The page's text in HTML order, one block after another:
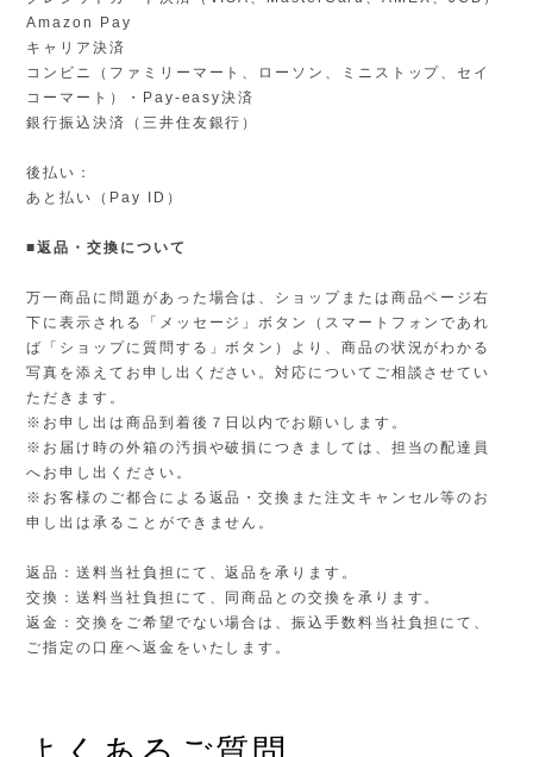
Amazon Pay
キャリア決済
コンビニ（ファミリーマート、ローソン、ミニストップ、セイ
コーマート）・Pay-easy決済
銀行振込決済（三井住友銀行）
後払い：
あと払い（Pay ID）
■返品・交換について
万一商品に問題があった場合は、ショップまたは商品ページ右
下に表示される「メッセージ」ボタン（スマートフォンであれ
ば「ショップに質問する」ボタン）より、商品の状況がわかる
写真を添えてお申し出ください。対応についてご相談させてい
ただきます。
※お申し出は商品到着後７日以内でお願いします。
※お届け時の外箱の汚損や破損につきましては、担当の配達員
へお申し出ください。
※お客様のご都合による返品・交換また注文キャンセル等のお
申し出は承ることができません。
返品：送料当社負担にて、返品を承ります。
交換：送料当社負担にて、同商品との交換を承ります。
返金：交換をご希望でない場合は、振込手数料当社負担にて、
ご指定の口座へ返金をいたします。